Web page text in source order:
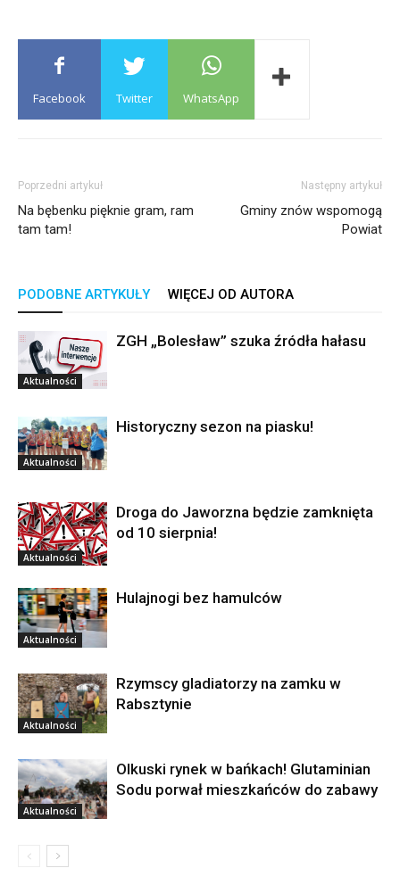
Facebook Twitter WhatsApp
Poprzedni artykuł
Na bębenku pięknie gram, ram
tam tam!
Następny artykuł
Gminy znów wspomogą
Powiat
PODOBNE ARTYKUŁY WIĘCEJ OD AUTORA
Aktualności
ZGH „Bolesław” szuka źródła hałasu
Aktualności
Historyczny sezon na piasku!
Aktualności
Droga do Jaworzna będzie zamknięta
od 10 sierpnia!
Aktualności
Hulajnogi bez hamulców
Aktualności
Rzymscy gladiatorzy na zamku w
Rabsztynie
Aktualności
Olkuski rynek w bańkach! Glutaminian
Sodu porwał mieszkańców do zabawy